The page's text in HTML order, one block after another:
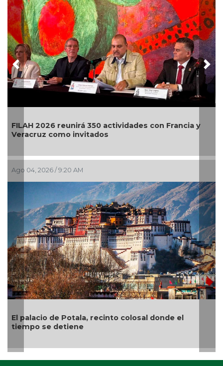
FILAH 2026 reunirá 350 actividades con Francia y
Veracruz como invitados
Ago 04, 2026 / 9:20 AM
El palacio de Potala, recinto colosal donde el
tiempo se detiene
Previous